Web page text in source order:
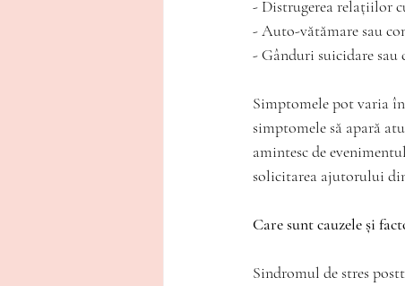
- Distrugerea relațiilor
- Auto-vătămare sau
- Gânduri suicidare sau
Simptomele pot varia
simptomele să apară
amintesc de
solicitarea ajutorului
Care sunt cauzele și
Sindromul de stres